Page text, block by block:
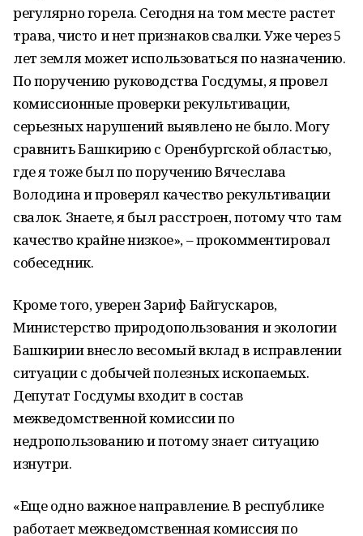
регулярно горела. Сегодня на том месте растет
трава, чисто и нет признаков свалки. Уже через 5
лет земля может использоваться по назначению.
По поручению руководства Госдумы, я провел
комиссионные проверки рекультивации,
серьезных нарушений выявлено не было. Могу
сравнить Башкирию с Оренбургской областью,
где я тоже был по поручению Вячеслава
Володина и проверял качество рекультивации
свалок. Знаете, я был расстроен, потому что там
качество крайне низкое», – прокомментировал
собеседник.
Кроме того, уверен Зариф Байгускаров,
Министерство природопользования и экологии
Башкирии внесло весомый вклад в исправлении
ситуации с добычей полезных ископаемых.
Депутат Госдумы входит в состав
межведомственной комиссии по
недропользованию и потому знает ситуацию
изнутри.
«Еще одно важное направление. В республике
работает межведомственная комиссия по